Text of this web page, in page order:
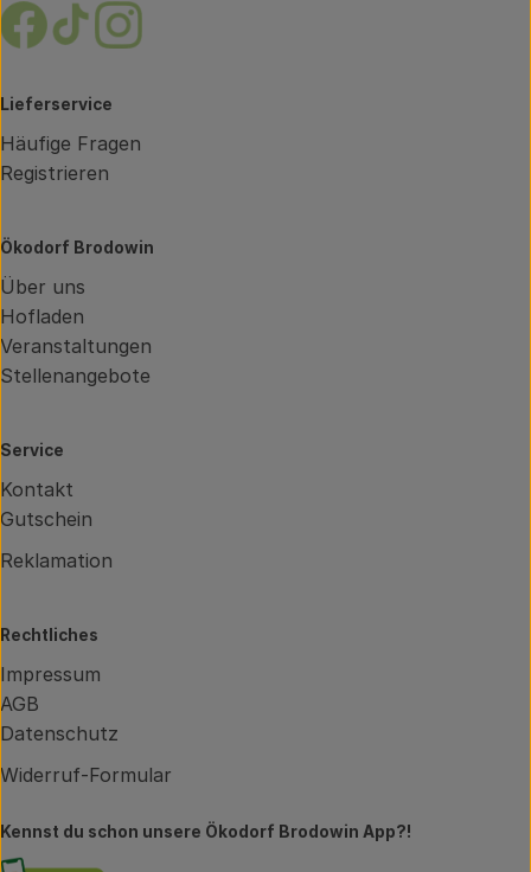
Externer Link zu https://www.facebook.com/
Externer Link zu https://www.tiktok.com/
Externer Link zu https://
Lieferservice
Häufige Fragen
Registrieren
Ökodorf Brodowin
Über uns
Hofladen
Veranstaltungen
Stellenangebote
Service
Kontakt
Gutschein
Reklamation
Rechtliches
Impressum
AGB
Datenschutz
Widerruf-Formular
Kennst du schon unsere Ökodorf Brodowin App?!